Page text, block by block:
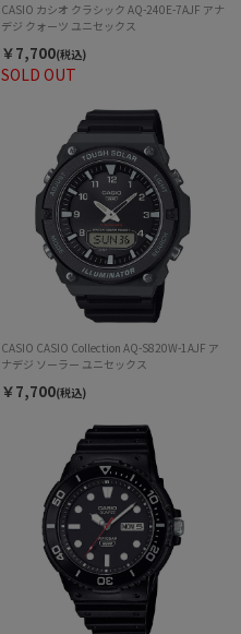
SOLD OUT
CASIO カシオ クラシック AQ-240E-7AJF アナ
デジ クォーツ ユニセックス
￥7,700(税込)
CASIO CASIO Collection AQ-S820W-1AJF ア
ナデジ ソーラー ユニセックス
￥7,700(税込)